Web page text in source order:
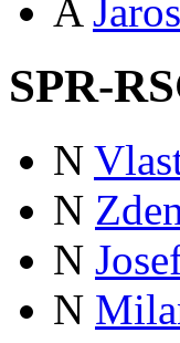
A
SPR-
N
N
N
N